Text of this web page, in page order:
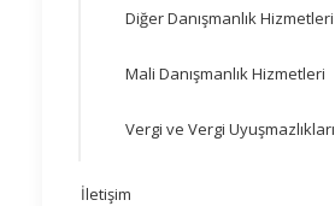
Diğer Danışmanlık Hizmetleri
Mali Danışmanlık Hizmetleri
Vergi ve Vergi Uyuşmazlıkları
İletişim